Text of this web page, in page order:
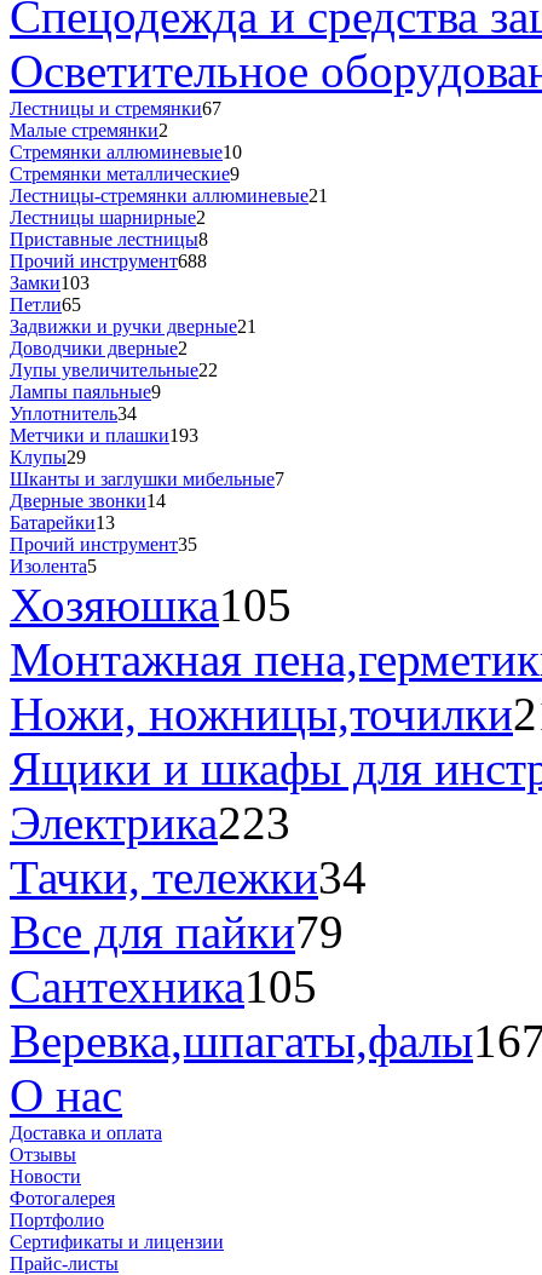
Спецодежда и средства
Осветительное
Лестницы и стремянки67
Малые стремянки2
Стремянки аллюминевые10
Стремянки металлические9
Лестницы-стремянки аллюминевые21
Лестницы шарнирные2
Приставные лестницы8
Прочий инструмент688
Замки103
Петли65
Задвижки и ручки дверные21
Доводчики дверные2
Лупы увеличительные22
Лампы паяльные9
Уплотнитель34
Метчики и плашки193
Клупы29
Шканты и заглушки мибельные7
Дверные звонки14
Батарейки13
Прочий инструмент35
Изолента5
Хозяюшка105
Монтажная
Ножи, ножницы,точилки
Ящики и шкафы для
Электрика223
Тачки, тележки34
Все для пайки79
Сантехника105
Веревка,шпагаты,фалы
О нас
Доставка и оплата
Отзывы
Новости
Фотогалерея
Портфолио
Сертификаты и лицензии
Прайс-листы